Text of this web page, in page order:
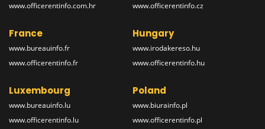
www.officerentinfo.com.hr
www.officerentinfo.cz
France
www.bureauinfo.fr
www.officerentinfo.fr
Hungary
www.irodakereso.hu
www.officerentinfo.hu
Luxembourg
www.bureauinfo.lu
www.officerentinfo.lu
Poland
www.biurainfo.pl
www.officerentinfo.pl